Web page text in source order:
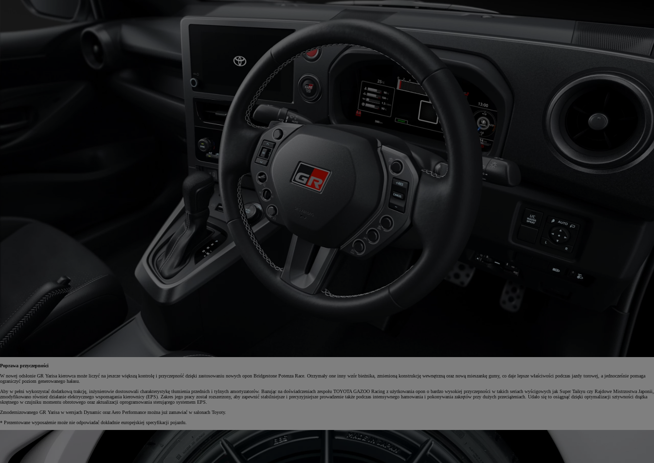
105 300 zł
Corolla Hatchback
HYBRID
Poprawa przyczepności
W nowej odsłonie GR Yarisa kierowca może liczyć na jeszcze większą kontrolę i przyczepność dzięki zastosowaniu nowych opon Bridgestone Potenza Race. Otrzymały one inny wzór bieżnika, zmienioną konstrukcję wewnętrzną oraz nową mieszankę gumy, co daje lepsze właściwości podczas jazdy torowej, a jednocześnie pomaga
ograniczyć poziom generowanego hałasu.
Aby w pełni wykorzystać dodatkową trakcję, inżynierowie dostosowali charakterystykę tłumienia przednich i tylnych amortyzatorów. Bazując na doświadczeniach zespołu TOYOTA GAZOO Racing z użytkowania opon o bardzo wysokiej przyczepności w takich seriach wyścigowych jak Super Taikyu czy Rajdowe Mistrzostwa Japonii,
zmodyfikowano również działanie elektrycznego wspomagania kierownicy (EPS). Zakres jego pracy został rozszerzony, aby zapewnić stabilniejsze i precyzyjniejsze prowadzenie także podczas intensywnego hamowania i pokonywania zakrętów przy dużych przeciążeniach. Udało się to osiągnąć dzięki optymalizacji sztywności drążka
skrętnego w czujniku momentu obrotowego oraz aktualizacji oprogramowania sterującego systemem EPS.
Zmodernizowanego GR Yarisa w wersjach Dynamic oraz Aero Performance można już zamawiać w salonach Toyoty.
* Prezentowane wyposażenie może nie odpowiadać dokładnie europejskiej specyfikacji pojazdu.